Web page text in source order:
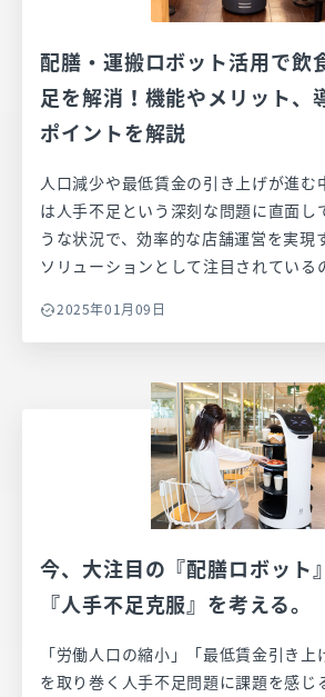
ロボット導入を検討されている場合、
請方法、成功のポイントなど、紹介し
配膳・運搬ロボット活用で飲
足を解消！機能やメリット、
ポイントを解説
人口減少や最低賃金の引き上げが進む
は人手不足という深刻な問題に直面し
うな状況で、効率的な店舗運営を実現
ソリューションとして注目されている
の補完にとどまらず、サービスの質を
足度を高める可能性を秘めています。
まらず、小売店やクリニック、工場な
態でも導入が進んでいます。 本記事で
ボットの基本機能や歴史をはじめ、導
トやポイントを詳しく解説します。特
食店を経営する方々に向けて、ロボッ
的な効果や、成功するためのステップ
を切り拓くためのヒントをお届けしま
2025年01月09日
今、大注目の『配膳ロボット
『人手不足克服』を考える。
「労働人口の縮小」「最低賃金引き
を取り巻く人手不足問題に課題を感じ